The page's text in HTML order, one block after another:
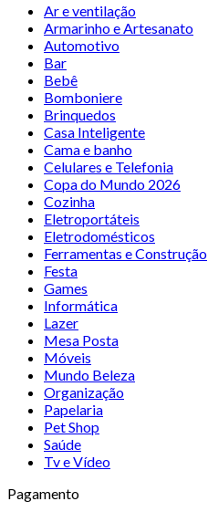
Ar e ventilação
Armarinho e Artesanato
Automotivo
Bar
Bebê
Bomboniere
Brinquedos
Casa Inteligente
Cama e banho
Celulares e Telefonia
Copa do Mundo 2026
Cozinha
Eletroportáteis
Eletrodomésticos
Ferramentas e Construção
Festa
Games
Informática
Lazer
Mesa Posta
Móveis
Mundo Beleza
Organização
Papelaria
Pet Shop
Saúde
Tv e Vídeo
Pagamento